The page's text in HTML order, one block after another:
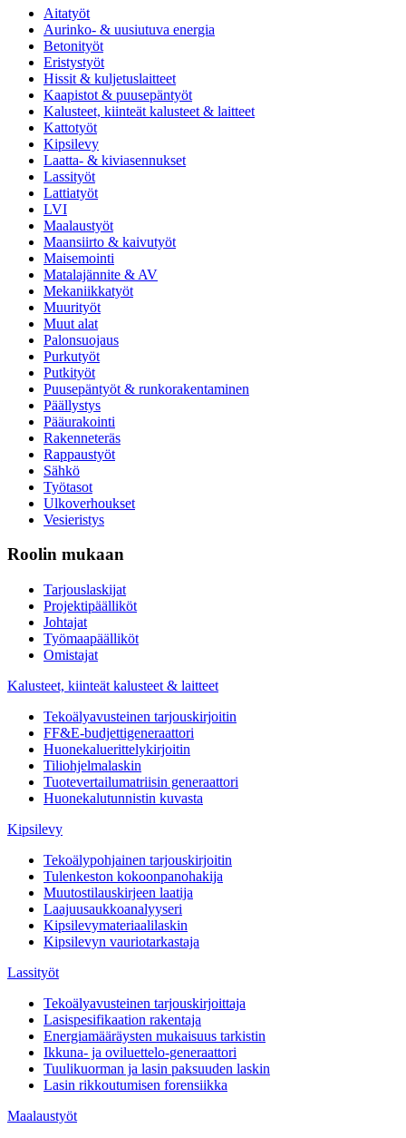
Aitatyöt
Aurinko- & uusiutuva energia
Betonityöt
Eristystyöt
Hissit & kuljetuslaitteet
Kaapistot & puusepäntyöt
Kalusteet, kiinteät kalusteet & laitteet
Kattotyöt
Kipsilevy
Laatta- & kiviasennukset
Lassityöt
Lattiatyöt
LVI
Maalaustyöt
Maansiirto & kaivutyöt
Maisemointi
Matalajännite & AV
Mekaniikkatyöt
Muurityöt
Muut alat
Palonsuojaus
Purkutyöt
Putkityöt
Puusepäntyöt & runkorakentaminen
Päällystys
Pääurakointi
Rakenneteräs
Rappaustyöt
Sähkö
Työtasot
Ulkoverhoukset
Vesieristys
Roolin mukaan
Tarjouslaskijat
Projektipäälliköt
Johtajat
Työmaapäälliköt
Omistajat
Kalusteet, kiinteät kalusteet & laitteet
Tekoälyavusteinen tarjouskirjoitin
FF&E-budjettigeneraattori
Huonekaluerittelykirjoitin
Tiliohjelmalaskin
Tuotevertailumatriisin generaattori
Huonekalutunnistin kuvasta
Kipsilevy
Tekoälypohjainen tarjouskirjoitin
Tulenkeston kokoonpanohakija
Muutostilauskirjeen laatija
Laajuusaukkoanalyyseri
Kipsilevymateriaalilaskin
Kipsilevyn vauriotarkastaja
Lassityöt
Tekoälyavusteinen tarjouskirjoittaja
Lasispesifikaation rakentaja
Energiamääräysten mukaisuus tarkistin
Ikkuna- ja oviluettelo-generaattori
Tuulikuorman ja lasin paksuuden laskin
Lasin rikkoutumisen forensiikka
Maalaustyöt